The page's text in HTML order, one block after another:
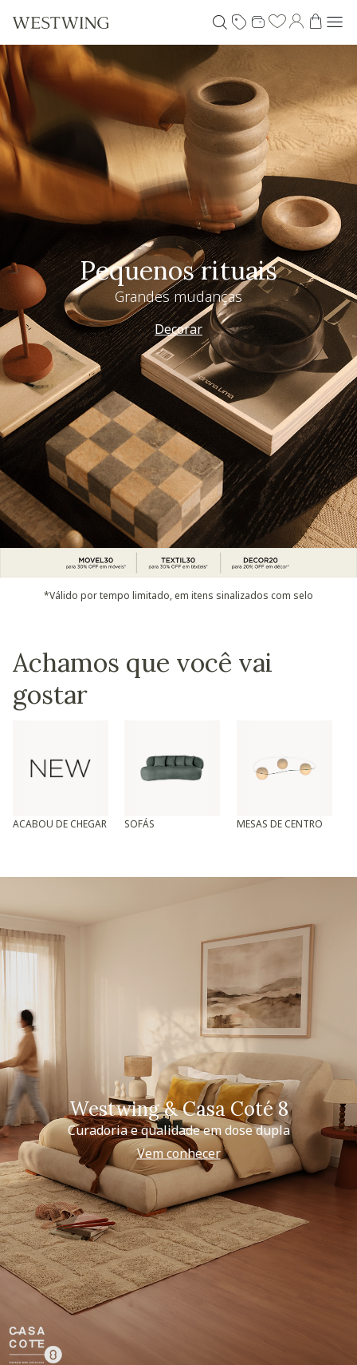
Pequenos rituais
Grandes mudanças
Decorar
*Válido por tempo limitado, em itens sinalizados com selo
Achamos que você vai
gostar
ACABOU DE CHEGAR SOFÁS MESAS DE CENTRO
Westwing & Casa Coté 8
Curadoria e qualidade em dose dupla
Vem conhecer